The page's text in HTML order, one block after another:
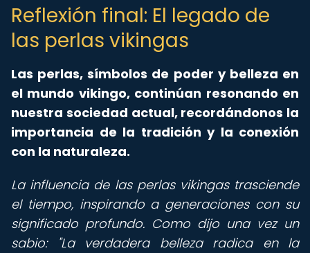
Reflexión final: El legado de
las perlas vikingas
Las perlas, símbolos de poder y belleza en
el mundo vikingo, continúan resonando en
nuestra sociedad actual, recordándonos la
importancia de la tradición y la conexión
con la naturaleza.
La influencia de las perlas vikingas trasciende
el tiempo, inspirando a generaciones con su
significado profundo. Como dijo una vez un
sabio: "La verdadera belleza radica en la